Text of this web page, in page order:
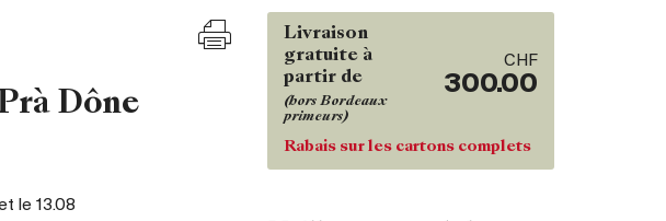
Dône
le 13.08
Livraison
gratuite à
partir de
(hors Bordeaux
primeurs)
CHF
300.00
Rabais sur les cartons complets